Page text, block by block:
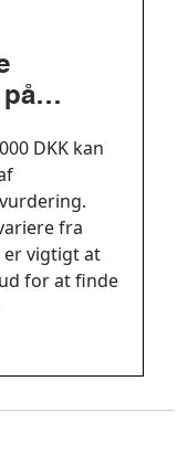
DKK kan
fra
er vigtigt at
for at finde